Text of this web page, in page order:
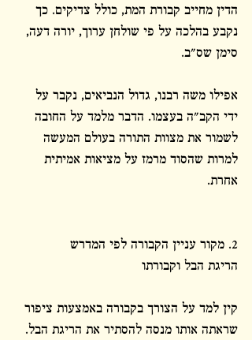
הדין מחייב קבורת המת, כולל צדיקים. כך
נקבע בהלכה על פי שולחן ערוך, יורה דעה,
סימן שס"ב.
אפילו משה רבנו, גדול הנביאים, נקבר על
ידי הקב"ה בעצמו. הדבר מלמד על החובה
לשמור את מצוות התורה בעולם המעשה
למרות שהסוד מרמז על מציאות אמיתית
אחרת.
2. מקור עניין הקבורה לפי המדרש
הריגת הבל וקבורתו
קין למד על הצורך בקבורה באמצעות ציפור
שראתה אותו מנסה להסתיר את הריגת הבל.